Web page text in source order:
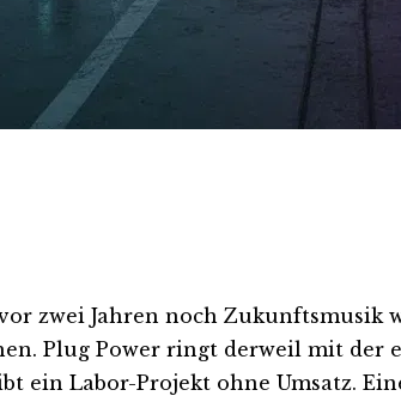
zwei Jahren noch
Plug Power ringt derweil mit
ein Labor-Projekt ohne Umsatz.